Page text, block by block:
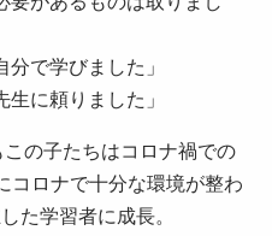
分で学びました」
生に頼りました」
この子たちはコロナ禍での
コロナで十分な環境が整わ
た学習者に成長。